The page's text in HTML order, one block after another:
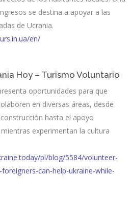
se destina a apoyar a las
de Ucrania.
en/
Hoy – Turismo Voluntario
oportunidades para que
en diversas áreas, desde
hasta el apoyo
experimentan la cultura
pl/blog/5584/volunteer-
can-help-ukraine-while-